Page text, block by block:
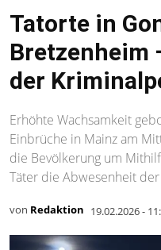
Tatorte in
Bretzenheim
der
Erhöhte Wachsamkeit
Einbrüche in Mainz am
die Bevölkerung um
Täter die Abwesenheit
von Redaktion 19.02.2026 -